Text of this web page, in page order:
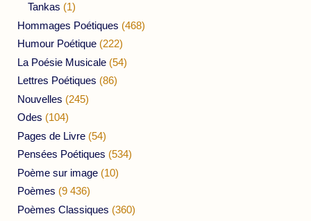
Tankas (1)
Hommages Poétiques (468)
Humour Poétique (222)
La Poésie Musicale (54)
Lettres Poétiques (86)
Nouvelles (245)
Odes (104)
Pages de Livre (54)
Pensées Poétiques (534)
Poème sur image (10)
Poèmes (9 436)
Poèmes Classiques (360)